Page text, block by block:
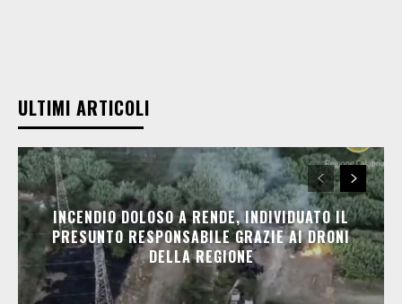
ULTIMI ARTICOLI
INCENDIO DOLOSO A RENDE, INDIVIDUATO IL
PRESUNTO RESPONSABILE GRAZIE AI DRONI
DELLA REGIONE